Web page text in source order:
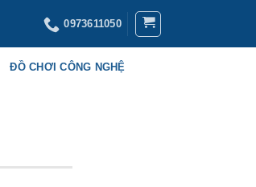
0973611050
ĐỒ CHƠI CÔNG NGHỆ